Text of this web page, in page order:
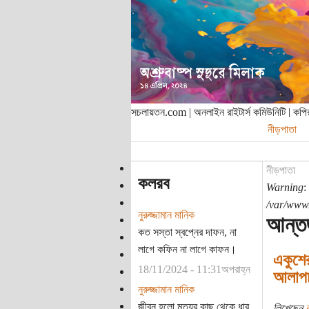
সচলায়তন.com | অনলাইন রাইটার্স কমিউনিটি |
নীড়পাতা
কলরব
নুরুজ্জামান মানিক
কত সস্তা স্বপ্নের দাফন, না
লাগে কফিন না লাগে কাফন।
18/11/2024 - 11:31অপরাহ্ন
নুরুজ্জামান মানিক
জীবন হলো মৃত্যুর কাছ থেকে ধার
নীড়পাতা
Warning:
/var/